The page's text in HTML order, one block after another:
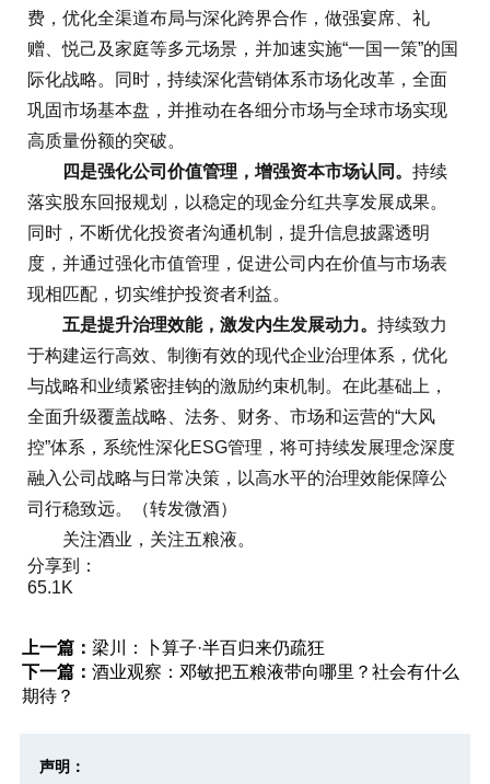
费，优化全渠道布局与深化跨界合作，做强宴席、礼
赠、悦己及家庭等多元场景，并加速实施“一国一策”的国
际化战略。同时，持续深化营销体系市场化改革，全面
巩固市场基本盘，并推动在各细分市场与全球市场实现
高质量份额的突破。
四是强化公司价值管理，增强资本市场认同。 持续
落实股东回报规划，以稳定的现金分红共享发展成果。
同时，不断优化投资者沟通机制，提升信息披露透明
度，并通过强化市值管理，促进公司内在价值与市场表
现相匹配，切实维护投资者利益。
五是提升治理效能，激发内生发展动力。 持续致力
于构建运行高效、制衡有效的现代企业治理体系，优化
与战略和业绩紧密挂钩的激励约束机制。在此基础上，
全面升级覆盖战略、法务、财务、市场和运营的“大风
控”体系，系统性深化ESG管理，将可持续发展理念深度
融入公司战略与日常决策，以高水平的治理效能保障公
司行稳致远。（转发微酒）
关注酒业，关注五粮液。
分享到：
65.1K
上一篇： 梁川：卜算子·半百归来仍疏狂
下一篇： 酒业观察：邓敏把五粮液带向哪里？社会有什么
期待？
声明：